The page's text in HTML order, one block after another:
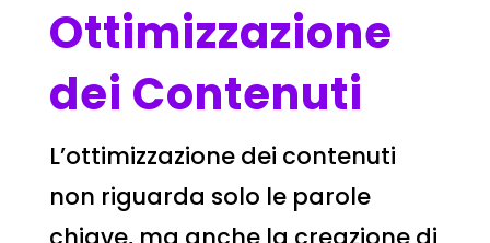
Ottimizzazione
dei Contenuti
L’ottimizzazione dei contenuti
non riguarda solo le parole